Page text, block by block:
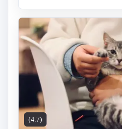
(4.7)